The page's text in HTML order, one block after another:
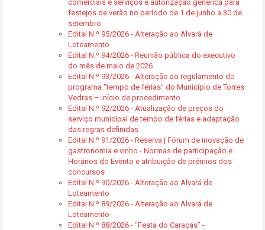
comerciais e serviços e autorização genérica para
festejos de verão no período de 1 de junho a 30 de
setembro
Edital N.º 95/2026 - Alteração ao Alvará de
Loteamento
Edital N.º 94/2026 - Reunião pública do executivo
do mês de maio de 2026
Edital N.º 93/2026 - Alteração ao regulamento do
programa “tempo de férias” do Município de Torres
Vedras – início de procedimento
Edital N.º 92/2026 - Atualização de preços do
serviço municipal de tempo de férias e adaptação
das regras definidas
Edital N.º 91/2026 - Reserva | Fórum de inovação de
gastronomia e vinho - Normas de participação e
Horários do Evento e atribuição de prémios dos
concursos
Edital N.º 90/2026 - Alteração ao Alvará de
Loteamento
Edital N.º 89/2026 - Alteração ao Alvará de
Loteamento
Edital N.º 88/2026 - “Festa do Caraças” -